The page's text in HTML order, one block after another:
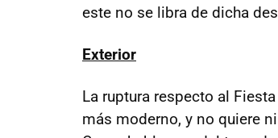
este no se libra de dicha
Exterior
La ruptura respecto al
más moderno, y no quiere